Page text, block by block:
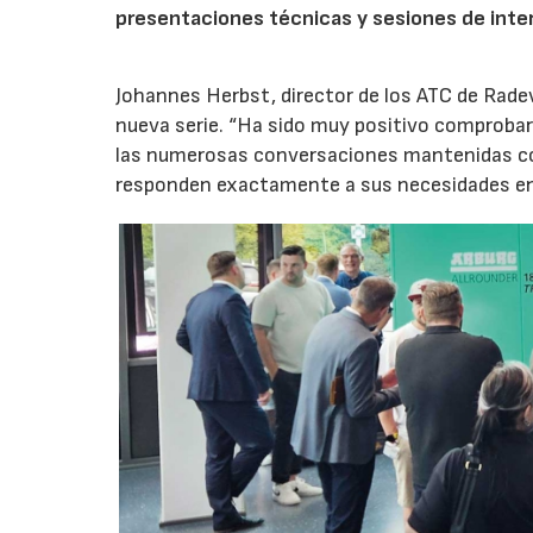
presentaciones técnicas y sesiones de
Johannes Herbst, director de los ATC de
nueva serie. “Ha sido muy positivo
las numerosas conversaciones mantenidas
responden exactamente a sus necesidades